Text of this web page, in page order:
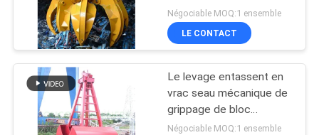
devoir de Crane Grab
Bucket Bulk Heavy de
cordes
Négociable MOQ:1 ensemble
LE CONTACT
Le levage entassent en
vrac seau mécanique de
grippage de bloc
supérieur de 2 peaux
Négociable MOQ:1 ensemble